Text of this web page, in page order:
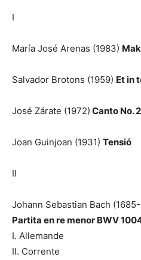
I
María José Arenas (1983)
Salvador Brotons (1959) Et in
José Zárate (1972) Canto No. 2
Joan Guinjoan (1931) Tensió
II
Johann Sebastian Bach
Partita en re menor BWV
I. Allemande
II. Corrente